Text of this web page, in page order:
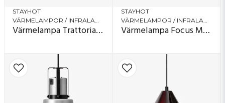
STAYHOT
VÄRMELAMPOR / INFRALAMPOR
Värmelampa Trattoria 1223
STAYHOT
VÄRMELAMPOR / INFRALAMPOR
Värmelampa Focus MS Hiss